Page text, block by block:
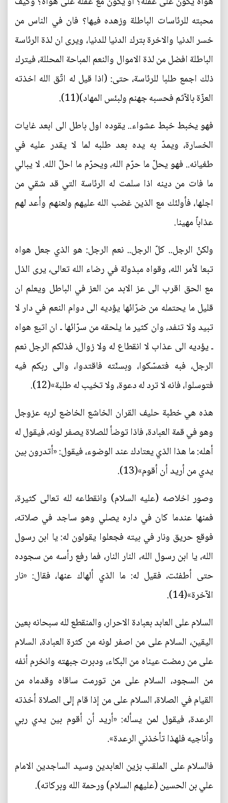
محبته للرئاسات الباطلة وزهده فيها؟ فان في الناس من
خسر الدنيا والاخرة بترك الدنيا للدنيا، ويرى ان لذة الرئاسة
الباطلة افضل من لذة الاموال والنعم المباحة المحللة، فيترك
ذلك اجمع طلبا للرئاسة، حتى: (اذا قيل له اتّق الله اخذته
العزّة بالآثم فحسبه جهنم ولبئس المهاد)(11).
فهو يخبط خبط عشواء.. يقوده اول باطل الى ابعد غايات
الخسارة، ويمدّ به يده بعد طلبه لما لا يقدر عليه في
طغيانه.. فهو يحلّ ما حرّم الله، ويحرّم ما احلّ الله. لا يبالي
ما فات من دينه اذا سلمت له الرئاسة التي قد شقي من
اجلها، فأولئك مع الذين غضب الله عليهم ولعنهم وأعد لهم
عذاباً مهينا.
ولكنّ الرجل.. كلّ الرجل.. نعم الرجل: هو الذي جعل هواه
تبعا لأمر الله، وقواه مبذولة في رضاء الله تعالى، يرى الذل
مع الحق اقرب الى عز الابد من العز في الباطل ويعلم ان
قليل ما يحتمله من ضرّائها يؤديه الى دوام النعم في دار لا
تبيد ولا تنفد، وان كثير ما يلحقه من سرّائها ـ ان اتبع هواه
ـ يؤديه الى عذاب لا انقطاع له ولا زوال، فذلكم الرجل نعم
الرجل، فبه فتمسّكوا، وبسنّته فاقتدوا، والى ربكم فيه
فتوسلوا، فانه لا ترد له دعوة، ولا تخيب له طلبة»(12).
هذه هي خطبة حليف القران الخاشع الخاضع لربه عزوجل
وهو في قمة العبادة، فاذا توضأ للصلاة يصفر لونه، فيقول له
أهله: ما هذا الذي يعتادك عند الوضوء، فيقول: «أتدرون بين
يدي من أريد أن أقوم»(13).
وصور اخلاصه (عليه السلام) وانقطاعه لله تعالى كثيرة،
فمنها عندما كان في داره يصلي وهو ساجد في صلاته،
فوقع حريق ونار في بيته فجعلوا يقولون له: يا ابن رسول
الله، يا ابن رسول الله، النار النار، فما رفع رأسه من سجوده
حتى أطفئت، فقيل له: ما الذي ألهاك عنها، فقال: «نار
الآخرة»(14).
السلام على العابد بعبادة الاحرار، والمنقطع لله سبحانه بعين
اليقين، السلام على من اصفر لونه من كثرة العبادة، السلام
على من رمضت عيناه من البكاء، ودبرت جبهته وانخرم أنفه
من السجود، السلام على من تورمت ساقاه وقدماه من
القيام في الصلاة، السلام على من إذا قام إلى الصلاة أخذته
الرعدة، فيقول لمن يسأله: «أريد أن أقوم بين يدي ربي
وأناجيه فلهذا تأخذني الرعدة».
فالسلام على الملقب بزين العابدين وسيد الساجدين الامام
علي بن الحسين (عليهم السلام) ورحمة الله وبركاته).